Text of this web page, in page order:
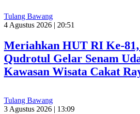
Tulang Bawang
4 Agustus 2026 | 20:51
Meriahkan HUT RI Ke-
Qudrotul Gelar Senam
Kawasan Wisata Cakat
Tulang Bawang
3 Agustus 2026 | 13:09